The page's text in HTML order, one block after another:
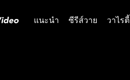
แนะนำ ซีรีส์วาย วาไรตี้